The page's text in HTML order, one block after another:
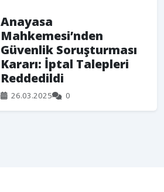
Anayasa
Mahkemesi’nden
Güvenlik Soruşturması
Kararı: İptal Talepleri
Reddedildi
26.03.2025 0